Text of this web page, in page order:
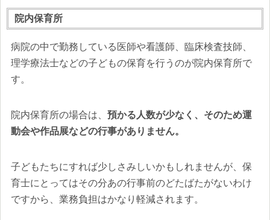
院内保育所
病院の中で勤務している医師や看護師、臨床検査技師、
理学療法士などの子どもの保育を行うのが院内保育所で
す。
院内保育所の場合は、 預かる人数が少なく、そのため運
動会や作品展などの行事がありません。
子どもたちにすれば少しさみしいかもしれませんが、保
育士にとってはその分あの行事前のどたばたがないわけ
ですから、業務負担はかなり軽減されます。